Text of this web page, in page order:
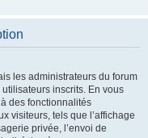
les administrateurs du forum
inscrits. En vous
des fonctionnalités
visiteurs, tels que l’affichage
privée, l’envoi de